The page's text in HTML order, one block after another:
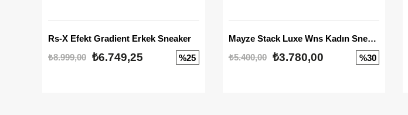
Rs-X Efekt Gradient Erkek Sneaker
₺8.999,00 ₺6.749,25 %25
Mayze Stack Luxe Wns Kadın Sneaker
₺5.400,00
₺3.780,00 %30